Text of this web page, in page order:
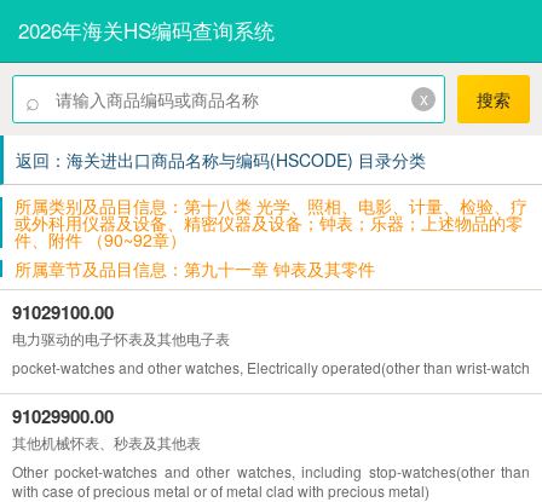
2026年海关HS编码查询系统
⌕ x 搜索
返回：海关进出口商品名称与编码(HSCODE) 目录分类
所属类别及品目信息：第十八类 光学、照相、电影、计量、检验、疗
或外科用仪器及设备、精密仪器及设备；钟表；乐器；上述物品的零
件、附件 （90~92章）
所属章节及品目信息：第九十一章 钟表及其零件
91029100.00
电力驱动的电子怀表及其他电子表
pocket-watches and other watches, Electrically operated(other than wrist-
91029900.00
其他机械怀表、秒表及其他表
Other pocket-watches and other watches, including stop-watches(other than
with case of precious metal or of metal clad with precious metal)